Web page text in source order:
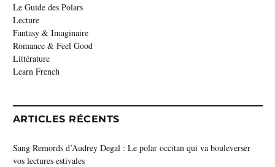
Le Guide des Polars
Lecture
Fantasy & Imaginaire
Romance & Feel Good
Littérature
Learn French
ARTICLES RÉCENTS
Sang Remords d’Audrey Degal : Le polar occitan qui va bouleverser
vos lectures estivales